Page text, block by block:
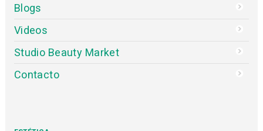
Blogs
Videos
Studio Beauty Market
Contacto